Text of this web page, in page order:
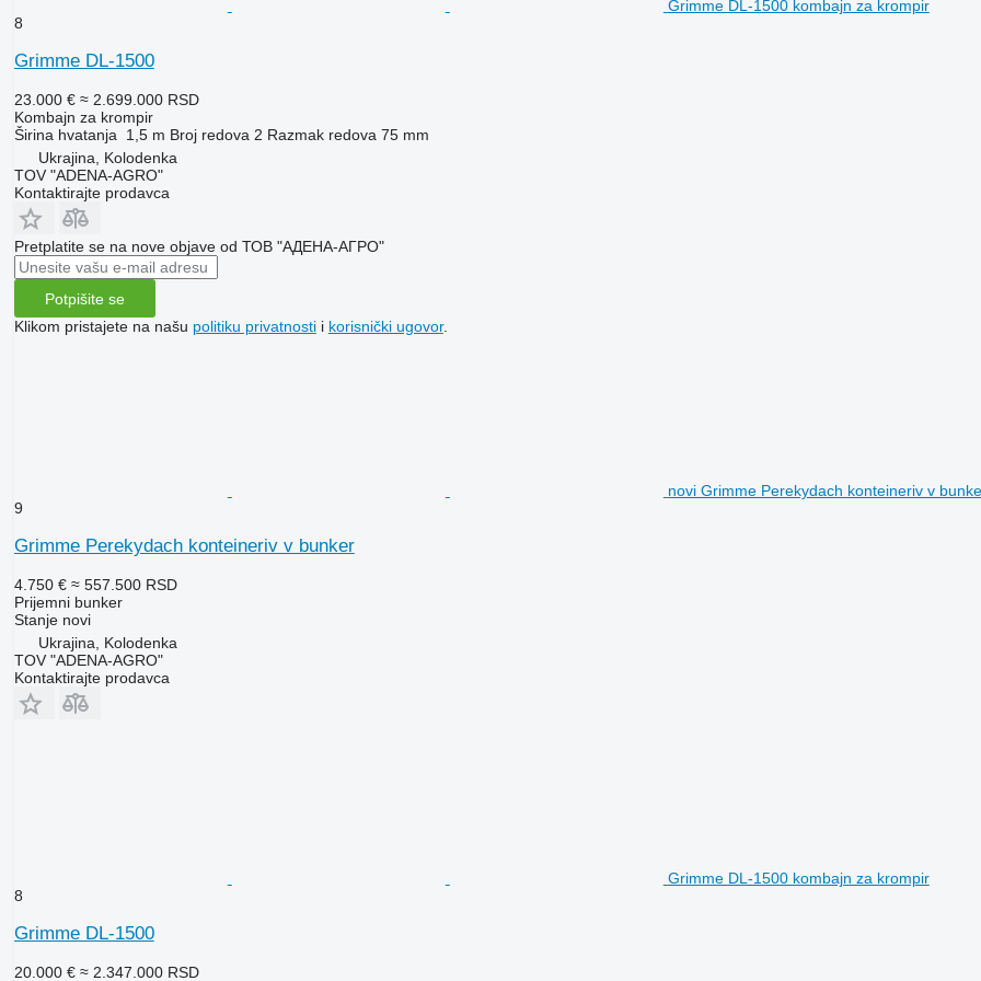
Grimme DL-1500 kombajn za krompir
8
Grimme DL-1500
23.000 € ≈ 2.699.000 RSD
Kombajn za krompir
Širina hvatanja
1,5 m Broj redova 2 Razmak redova 75 mm
Ukrajina, Kolodenka
TOV "ADENA-AGRO"
Kontaktirajte prodavca
Pretplatite se na nove objave od ТОВ "АДЕНА-АГРО"
Potpišite se
Klikom pristajete na našu politiku privatnostii korisnički ugovor.
novi Grimme Perekydach konteineriv v
9
Grimme Perekydach konteineriv v bunker
4.750 € ≈ 557.500 RSD
Prijemni bunker
Stanjenovi
Ukrajina, Kolodenka
TOV "ADENA-AGRO"
Kontaktirajte prodavca
Grimme DL-1500 kombajn za krompir
8
Grimme DL-1500
20.000 € ≈ 2.347.000 RSD